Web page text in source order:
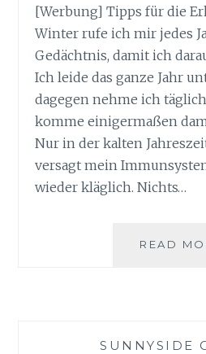
[Werbung] Tipps für die
Winter rufe ich mir jedes
Gedächtnis, damit ich
Ich leide das ganze Jahr
dagegen nehme ich
komme einigermaßen
Nur in der kalten
versagt mein
wieder kläglich. Nichts…
READ
SUNNYSIDE